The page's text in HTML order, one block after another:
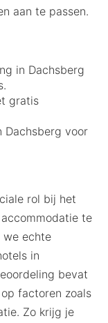
aan te passen.
in Dachsberg
gratis
Dachsberg voor
rol bij het
te
we echte
in
bevat
factoren zoals
Zo krijg je